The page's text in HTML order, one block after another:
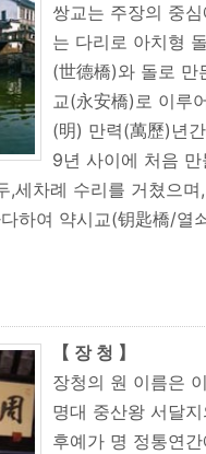
쌍교는 주장의 중
는 다리로 아치형
(世德橋)와 돌로 만
교(永安橋)로 이루
(明) 만력(萬歷)년
9년 사이에 처음
,세차례 수리를 거쳤으
하여 약시교(钥匙橋/열
【 장 청 】
장청의 원 이름은
명대 중산왕 서달
후예가 명 정통연